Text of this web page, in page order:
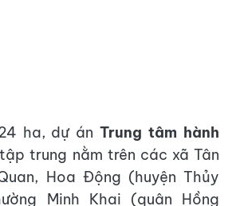
ha, dự ánTrung tâm hành
trung nằm trên các xã Tân
Hoa Động (huyện Thủy
Minh Khai (quận Hồng